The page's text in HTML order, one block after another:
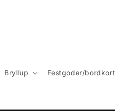
Bryllup Festgoder/bordkort